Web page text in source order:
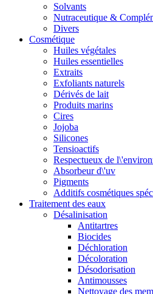
Solvants
Nutraceutique &
Divers
Cosmétique
Huiles végétales
Huiles essentielles
Extraits
Exfoliants naturels
Dérivés de lait
Produits marins
Cires
Jojoba
Silicones
Tensioactifs
Respectueux de
Absorbeur d\'uv
Pigments
Additifs cosmétiques
Traitement des eaux
Désalinisation
Antitartres
Biocides
Déchloration
Décoloration
Désodorisation
Antimousses
Nettoyage des